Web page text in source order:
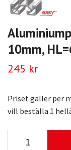
10mm,
245 kr
Priset gäller per
vill beställa 1